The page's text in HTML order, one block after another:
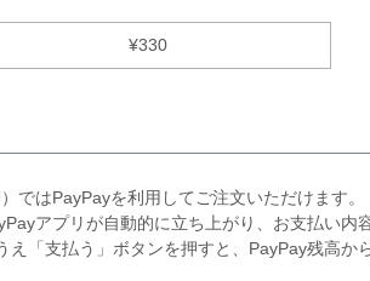
¥330
ではPayPayを利用してご注文いただけます。
アプリが自動的に立ち上がり、お支払い内
え「支払う」ボタンを押すと、PayPay残高か